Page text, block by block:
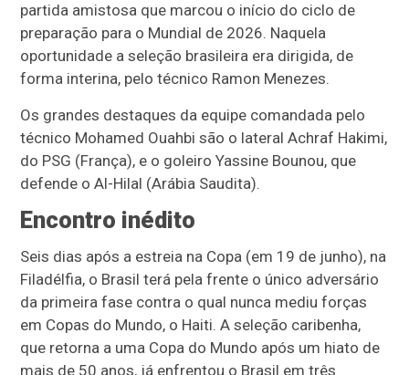
partida amistosa que marcou o início do ciclo de
preparação para o Mundial de 2026. Naquela
oportunidade a seleção brasileira era dirigida, de
forma interina, pelo técnico Ramon Menezes.
Os grandes destaques da equipe comandada pelo
técnico Mohamed Ouahbi são o lateral Achraf Hakimi,
do PSG (França), e o goleiro Yassine Bounou, que
defende o Al-Hilal (Arábia Saudita).
Encontro inédito
Seis dias após a estreia na Copa (em 19 de junho), na
Filadélfia, o Brasil terá pela frente o único adversário
da primeira fase contra o qual nunca mediu forças
em Copas do Mundo, o Haiti. A seleção caribenha,
que retorna a uma Copa do Mundo após um hiato de
mais de 50 anos, já enfrentou o Brasil em três